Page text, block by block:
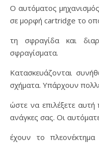
Ο αυτόματος
σε μορφή cartridge το
τη σφραγίδα και
σφραγίσματα.
Κατασκευάζονται
σχήματα. Υπάρχουν
ώστε να επιλέξετε αυτή
ανάγκες σας. Οι
έχουν το